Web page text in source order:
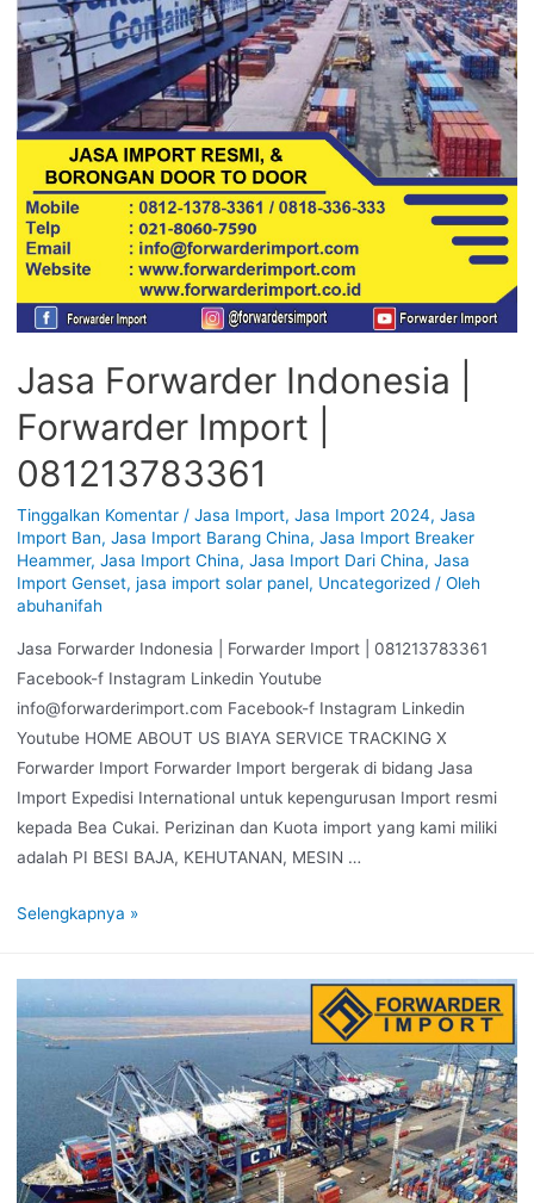
Jasa Forwarder Indonesia |
Forwarder Import |
081213783361
Tinggalkan Komentar / Jasa Import, Jasa Import 2024, Jasa
Import Ban, Jasa Import Barang China, Jasa Import Breaker
Heammer, Jasa Import China, Jasa Import Dari China, Jasa
Import Genset, jasa import solar panel, Uncategorized/ Oleh
abuhanifah
Jasa Forwarder Indonesia | Forwarder Import | 081213783361
Facebook-f Instagram Linkedin Youtube
info@forwarderimport.com Facebook-f Instagram Linkedin
Youtube HOME ABOUT US BIAYA SERVICE TRACKING X
Forwarder Import Forwarder Import bergerak di bidang Jasa
Import Expedisi International untuk kepengurusan Import resmi
kepada Bea Cukai. Perizinan dan Kuota import yang kami miliki
adalah PI BESI BAJA, KEHUTANAN, MESIN …
Selengkapnya »